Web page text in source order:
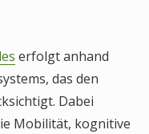
erfolgt anhand
das den
Dabei
Mobilität, kognitive